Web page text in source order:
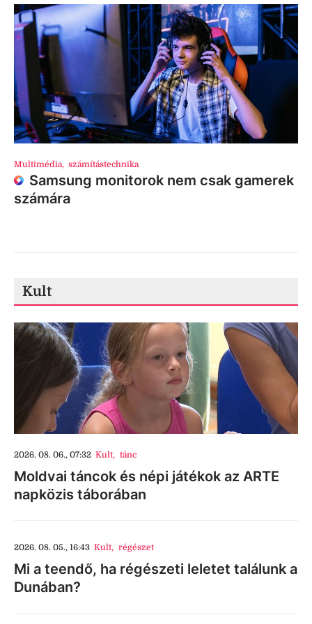
Multimédia, számítástechnika
Samsung monitorok nem csak gamerek
számára
Kult
2026. 08. 06., 07:32 Kult, tánc
Moldvai táncok és népi játékok az ARTE
napközis táborában
2026. 08. 05., 16:43 Kult, régészet
Mi a teendő, ha régészeti leletet találunk a
Dunában?